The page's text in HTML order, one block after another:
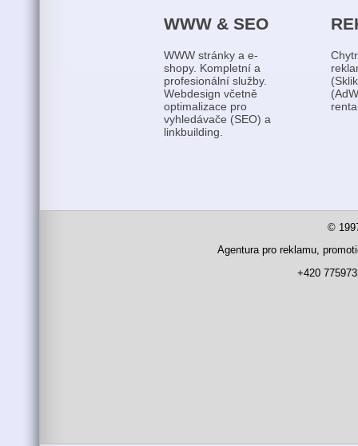
WWW & SEO
WWW stránky a e-
shopy. Kompletní a
profesionální služby.
Webdesign včetně
optimalizace pro
vyhledávače (SEO) a
linkbuilding.
©
Agentura pro reklamu,
+420